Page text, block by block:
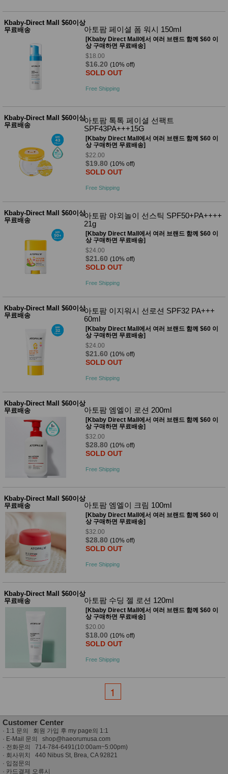
유아 이
유식
아기띠/
외출용
건강/미
용/식기
용품
패
션
어른내
의
내의
가방/지
갑/케이
생
활
세탁세
제
일상 돋
보기
생활/욕
실/청소
Pet
문 공연/행
Kbaby-Direct Mall $60이상
무료배송
아토팜 페이셜 폼 워시 150ml
[Kbaby Direct Mall에서 여러 브랜드 함께 $60 이
상 구매하면 무료배송]
$18.00
$16.20 (10% off)
SOLD OUT
Free Shipping
Kbaby-Direct Mall $60이상
무료배송
아토팜 톡톡 페이셜 선팩트
SPF43PA+++15G
[Kbaby Direct Mall에서 여러 브랜드 함께 $60 이
상 구매하면 무료배송]
$22.00
$19.80 (10% off)
SOLD OUT
Free Shipping
Kbaby-Direct Mall $60이상
무료배송
아토팜 야외놀이 선스틱 SPF50+PA++++
21g
[Kbaby Direct Mall에서 여러 브랜드 함께 $60 이
상 구매하면 무료배송]
$24.00
$21.60 (10% off)
SOLD OUT
Free Shipping
Kbaby-Direct Mall $60이상
무료배송
아토팜 이지워시 선로션 SPF32 PA+++
60ml
[Kbaby Direct Mall에서 여러 브랜드 함께 $60 이
상 구매하면 무료배송]
$24.00
$21.60 (10% off)
SOLD OUT
Free Shipping
Kbaby-Direct Mall $60이상
무료배송
아토팜 엠엘이 로션 200ml
[Kbaby Direct Mall에서 여러 브랜드 함께 $60 이
상 구매하면 무료배송]
$32.00
$28.80 (10% off)
SOLD OUT
Free Shipping
Kbaby-Direct Mall $60이상
무료배송
아토팜 엠엘이 크림 100ml
[Kbaby Direct Mall에서 여러 브랜드 함께 $60 이
상 구매하면 무료배송]
$32.00
$28.80 (10% off)
SOLD OUT
Free Shipping
Kbaby-Direct Mall $60이상
무료배송
아토팜 수딩 젤 로션 120ml
[Kbaby Direct Mall에서 여러 브랜드 함께 $60 이
상 구매하면 무료배송]
$20.00
$18.00 (10% off)
SOLD OUT
Free Shipping
1
Customer Center
· 1:1 문의 회원 가입 후 my page의 1:1
· E-Mail 문의 shop@haeorumusa.com
· 전화문의 714-784-6491(10:00am~5:00pm)
· 회사위치 440 Nibus St, Brea, CA 92821
· 입점문의
· 카드결제 오류시